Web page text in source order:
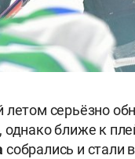
серьёзно
однако ближе к
собрались и стали